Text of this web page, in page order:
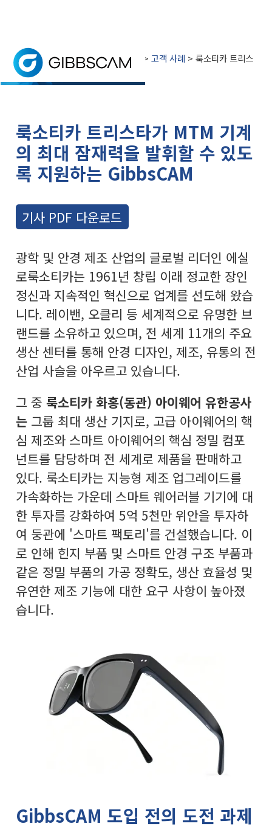
홈 > 왜 깁스캠을 선택 하실까요? >고객 사례 > 룩소티카 트리스
타
룩소티카 트리스타
룩소티카 트리스타가 MTM 기계
의 최대 잠재력을 발휘할 수 있도
록 지원하는 GibbsCAM
기사 PDF 다운로드
광학 및 안경 제조 산업의 글로벌 리더인 에실
로룩소티카는 1961년 창립 이래 정교한 장인
정신과 지속적인 혁신으로 업계를 선도해 왔습
니다. 레이밴, 오클리 등 세계적으로 유명한 브
랜드를 소유하고 있으며, 전 세계 11개의 주요
생산 센터를 통해 안경 디자인, 제조, 유통의 전
산업 사슬을 아우르고 있습니다.
그 중 룩소티카 화홍(동관) 아이웨어 유한공사
는그룹 최대 생산 기지로, 고급 아이웨어의 핵
심 제조와 스마트 아이웨어의 핵심 정밀 컴포
넌트를 담당하며 전 세계로 제품을 판매하고
있다. 룩소티카는 지능형 제조 업그레이드를
가속화하는 가운데 스마트 웨어러블 기기에 대
한 투자를 강화하여 5억 5천만 위안을 투자하
여 둥관에 '스마트 팩토리'를 건설했습니다. 이
로 인해 힌지 부품 및 스마트 안경 구조 부품과
같은 정밀 부품의 가공 정확도, 생산 효율성 및
유연한 제조 기능에 대한 요구 사항이 높아졌
습니다.
GibbsCAM 도입 전의 도전 과제